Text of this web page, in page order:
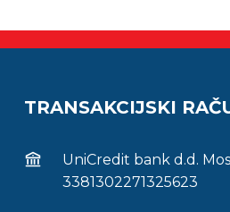
TRANSAKCIJSKI
UniCredit bank d.d.
3381302271325623